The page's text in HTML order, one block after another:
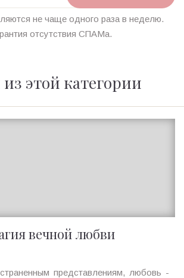
не чаще одного раза в неделю.
отсутствия СПАМа.
этой категории
вечной любви
представлениям, любовь -